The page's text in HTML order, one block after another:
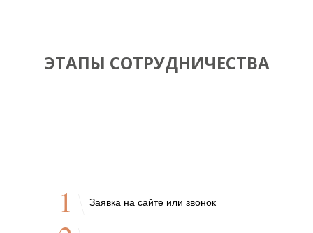
ЭТАПЫ СОТРУДНИЧЕСТВА
Заявка на сайте или звонок
1